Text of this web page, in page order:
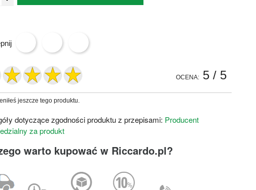
OCENA: 5/ 5
jeszcze tego produktu.
dotyczące zgodności produktu z przepisami: Producent
za produkt
warto kupować w Riccardo.pl?